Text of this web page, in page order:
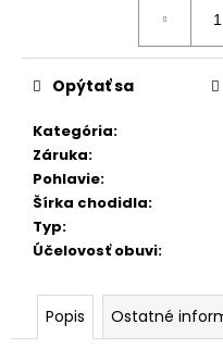
Kategória:
Záruka:
Pohlavie:
Šírka chodidla:
Typ:
Účelovosť obuvi:
Opýtať sa
Popis Ostatné
ú
č
m
e